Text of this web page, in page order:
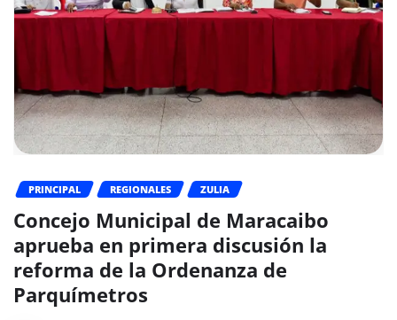
PRINCIPAL REGIONALES ZULIA
Concejo Municipal de Maracaibo
aprueba en primera discusión la
reforma de la Ordenanza de
Parquímetros